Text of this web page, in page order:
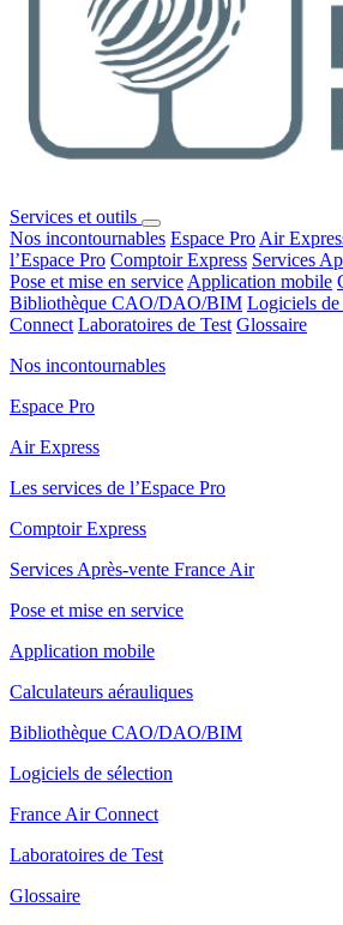
Services et outils
Nos incontournables Espace Pro Air
l’Espace Pro Comptoir Express Services
Pose et mise en service Application mobile
Bibliothèque CAO/DAO/BIM Logiciels de
Connect Laboratoires de Test Glossaire
Nos incontournables
Espace Pro
Air Express
Les services de l’Espace Pro
Comptoir Express
Services Après-vente France Air
Pose et mise en service
Application mobile
Calculateurs aérauliques
Bibliothèque CAO/DAO/BIM
Logiciels de sélection
France Air Connect
Laboratoires de Test
Glossaire